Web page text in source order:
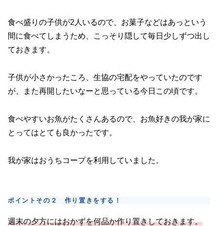
食べ盛りの子供が2人いるので、お菓子などはあっという
間に食べてしまうため、こっそり隠して毎日少しずつ出し
ておきます。
子供が小さかったころ、生協の宅配をやっていたのです
が、また再開したいなーと思っている今日この頃です。
食べやすいお魚がたくさんあるので、お魚好きの我が家に
とってはとても良かったです。
我が家はおうちコープを利用していました。
ポイントその２ 作り置きをする！
週末の夕方にはおかずを何品か作り置きしておきます。